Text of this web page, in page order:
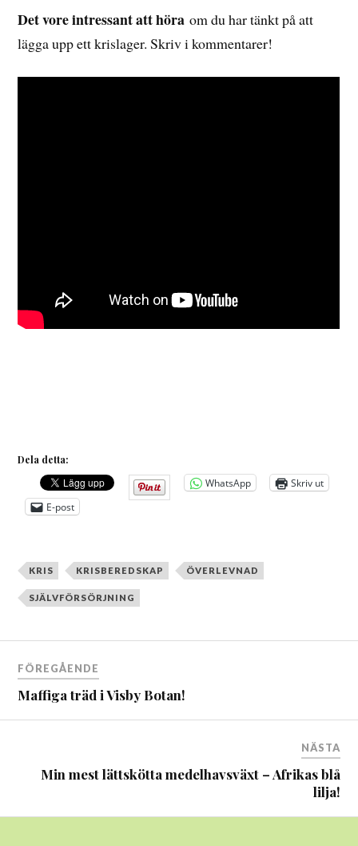
Det vore intressant att höraom du har tänkt på att
lägga upp ett krislager. Skriv i kommentarer!
Dela detta:
WhatsApp
Skriv ut
E-post
KRIS KRISBEREDSKAP ÖVERLEVNAD
SJÄLVFÖRSÖRJNING
Inläggsnavigering
FÖREGÅENDE
Maffiga träd i Visby Botan!
NÄSTA
Min mest lättskötta medelhavsväxt – Afrikas blå
lilja!